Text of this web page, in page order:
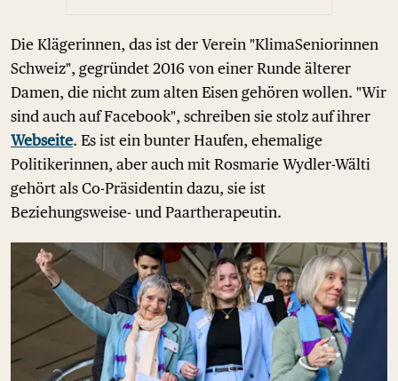
Die Klägerinnen, das ist der Verein "KlimaSeniorinnen
Schweiz", gegründet 2016 von einer Runde älterer
Damen, die nicht zum alten Eisen gehören wollen. "Wir
sind auch auf Facebook", schreiben sie stolz auf ihrer
Webseite. Es ist ein bunter Haufen, ehemalige
Politikerinnen, aber auch mit Rosmarie Wydler-Wälti
gehört als Co-Präsidentin dazu, sie ist
Beziehungsweise- und Paartherapeutin.